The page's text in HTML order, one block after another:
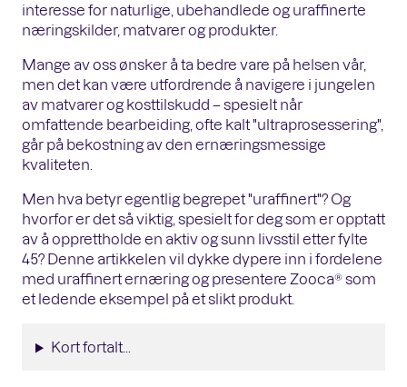
interesse for naturlige, ubehandlede og uraffinerte
næringskilder, matvarer og produkter.
Mange av oss ønsker å ta bedre vare på helsen vår,
men det kan være utfordrende å navigere i jungelen
av matvarer og kosttilskudd – spesielt når
omfattende bearbeiding, ofte kalt "ultraprosessering",
går på bekostning av den ernæringsmessige
kvaliteten.
Men hva betyr egentlig begrepet "uraffinert"? Og
hvorfor er det så viktig, spesielt for deg som er opptatt
av å opprettholde en aktiv og sunn livsstil etter fylte
45? Denne artikkelen vil dykke dypere inn i fordelene
med uraffinert ernæring og presentere Zooca® som
et ledende eksempel på et slikt produkt.
Kort fortalt...